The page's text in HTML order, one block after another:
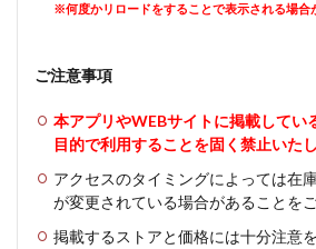
※何度かリロードをすることで表示される場合
ご注意事項
本アプリやWEBサイトに掲載してい
目的で利用することを固く禁止いたし
アクセスのタイミングによっては在
が変更されている場合があることを
掲載するストアと価格には十分注意